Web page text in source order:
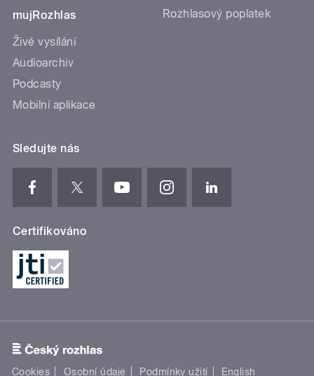
mujRozhlas
Živé vysílání
Audioarchiv
Podcasty
Mobilní aplikace
Rozhlasový poplatek
Sledujte nás
Certifikováno
Cookies Osobní údaje Podmínky užití English